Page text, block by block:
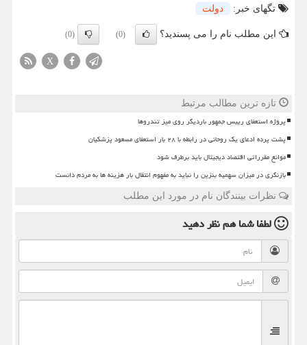
تگهای خبر:
دولت
این مطلب نام را می پسندید؟ (0)
(0)
X
تازه ترین مطالب مرتبط
پروژه استعفای رییس جمهور باردیگر روی میز تندروها
پشت پرده ادعای یک روحانی در رابطه با ۲۸ بار استعفای مسعود پزشکیان
موانع مقرراتی اقتصاد دیجیتال باید برطرف شود
بازنگری در میزان سهمیه بنزین را نباید به مفهوم انتقال بار هزینه ها به مردم دانست
نظرات بینندگان نام در مورد این مطلب
لطفا شما همنظر دهید